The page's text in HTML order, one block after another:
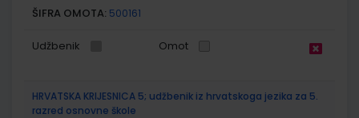
ŠIFRA OMOTA: 500161
Udžbenik Omot
HRVATSKA KRIJESNICA 5; udžbenik iz hrvatskoga jezika za 5.
razred osnovne škole